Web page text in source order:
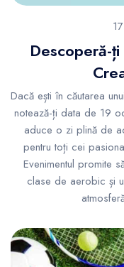
Descoperă-
Dacă ești în căutarea
notează-ți data de 19
aduce o zi plină de
pentru toți cei
Evenimentul promite
clase de aerobic și